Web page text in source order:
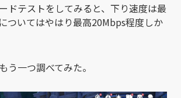
ドテストをしてみると、下り速度は最
ついてはやはり最高20Mbps程度しか
う一つ調べてみた。